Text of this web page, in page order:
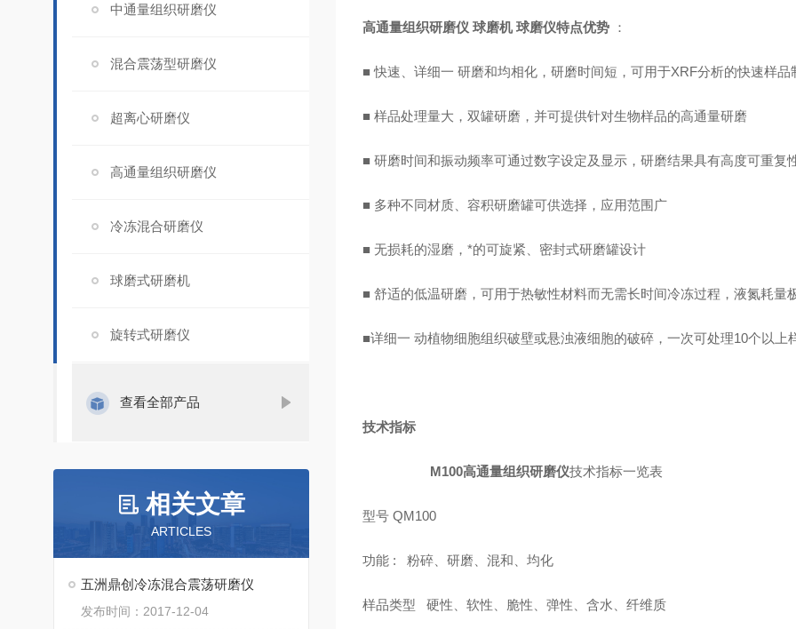
中通量组织研磨仪
混合震荡型研磨仪
超离心研磨仪
高通量组织研磨仪
冷冻混合研磨仪
球磨式研磨机
旋转式研磨仪
查看全部产品
相关文章
ARTICLES
五洲鼎创冷冻混合震荡研磨仪
发布时间：2017-12-04
高通量组织研磨仪 球磨机 球磨仪特点优势 ：
■ 快速、详细一 研磨和均相化，研磨时间短，可用于XRF分析的快速样品
■ 样品处理量大，双罐研磨，并可提供针对生物样品的高通量研磨
■ 研磨时间和振动频率可通过数字设定及显示，研磨结果具有高度可重复
■ 多种不同材质、容积研磨罐可供选择，应用范围广
■ 无损耗的湿磨，*的可旋紧、密封式研磨罐设计
■ 舒适的低温研磨，可用于热敏性材料而无需长时间冷冻过程，液氮耗量
■详细一 动植物细胞组织破壁或悬浊液细胞的破碎，一次可处理10个以上
技术指标
M100高通量组织研磨仪技术指标一览表
型号 QM100
功能 : 粉碎、研磨、混和、均化
样品类型 硬性、软性、脆性、弹性、含水、纤维质